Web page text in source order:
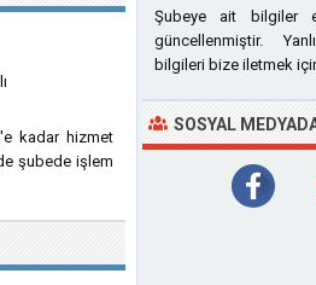
kadar hizmet
şubede işlem
Şubeye ait bilgiler
güncellenmiştir.
bilgileri bize iletmek
SOSYAL